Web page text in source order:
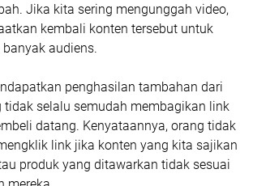
Jika kita sering mengunggah video,
kembali konten tersebut untuk
audiens.
penghasilan tambahan dari
selalu semudah membagikan link
datang. Kenyataannya, orang tidak
link jika konten yang kita sajikan
produk yang ditawarkan tidak sesuai